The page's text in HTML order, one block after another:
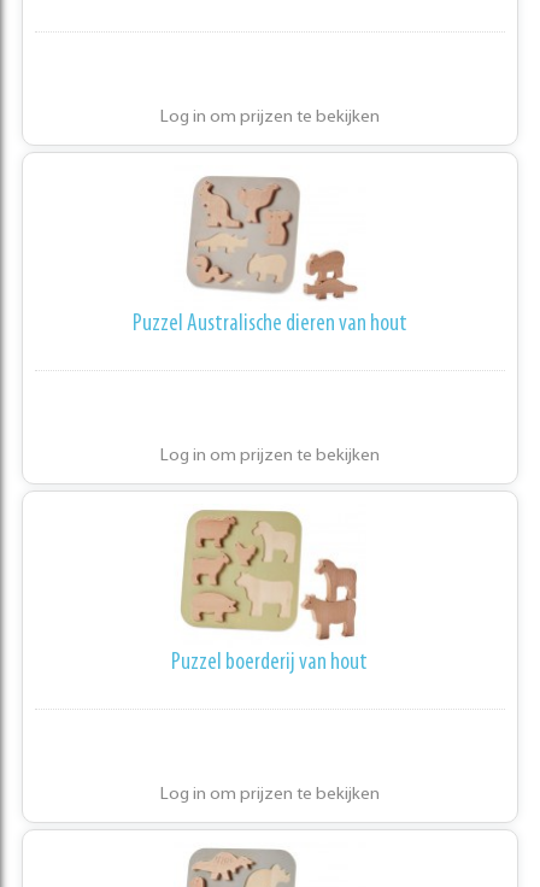
Log in om prijzen te bekijken
Puzzel Australische dieren van hout
Log in om prijzen te bekijken
Puzzel boerderij van hout
Log in om prijzen te bekijken